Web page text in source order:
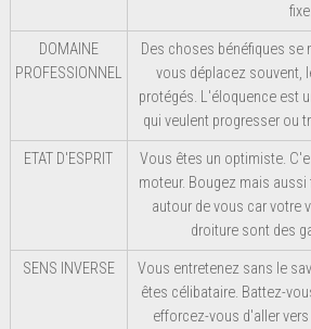
fixe.
DOMAINE
PROFESSIONNEL
Des choses bénéfiques se
vous déplacez souvent,
protégés. L'éloquence est
qui veulent progresser ou
ETAT D'ESPRIT
Vous êtes un optimiste.
moteur. Bougez mais
autour de vous car votre
droiture sont des
SENS INVERSE
Vous entretenez sans le
êtes célibataire. Battez-
efforcez-vous d'aller